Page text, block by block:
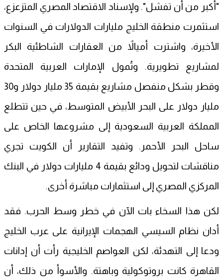
"أكبر من أن تفشل". ولإسناد الاقتصاد المصري المتزعزع،
استثمرت منطقة الخليج مليارات الدولارات في السنوات
الأخيرة، واشترت أميالاً من العقارات الشاطئية البكر
لمشاريع تطويرية. وتُمول الإمارات العربية المتحدة
وقطر بشكل منفصل مشاريع بقيمة 35 مليار دولار و30
مليار دولار على البحر الأبيض المتوسط، في حين تتطلع
المملكة العربية السعودية إلى مشروعها الخاص على
ساحل البحر الأحمر. وتفيد التقارير أن الكويت تجري
مناقشات لتحويل ودائع بقيمة 4 مليارات دولار في البنك
المركزي المصري إلى استثمارات مباشرة أخرى.
لكن هذا السخاء بات الآن في خطر وسط الحرب. فقد
أدان نظام السيسي الهجمات الإيرانية على عرب الخليج
ودعا إلى التهدئة، لكن العواصم الخليجية رأت أن إدانات
القاهرة كانت بروتوكولية وباهتة. والأسوأ من ذلك، أن